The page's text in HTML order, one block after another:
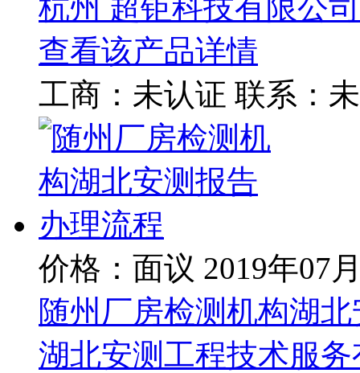
杭州 超钜科技有限公司
查看该产品详情
工商： 未认证 联系：
价格：面议 2019年07
随州厂房检测机构湖
湖北安测工程技术服